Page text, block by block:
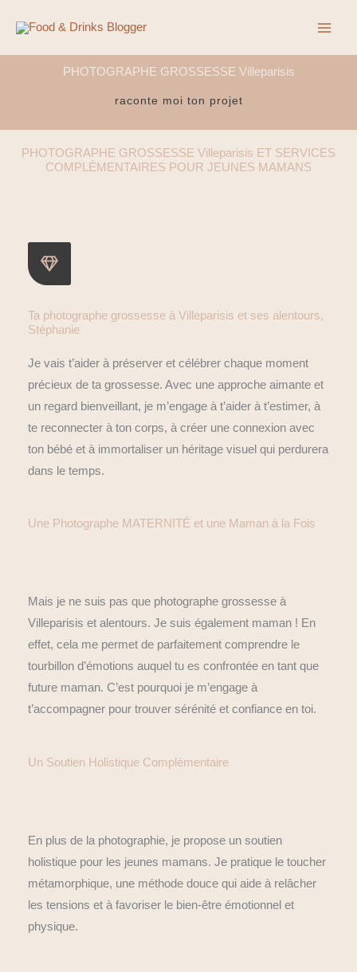
contenu
PHOTOGRAPHE GROSSESSE Villeparisis
raconte moi ton projet
PHOTOGRAPHE GROSSESSE Villeparisis ET SERVICES
COMPLÉMENTAIRES POUR JEUNES MAMANS
Ta photographe grossesse à Villeparisis et ses alentours,
Stéphanie
Je vais t’aider à préserver et célébrer chaque moment
précieux de ta grossesse. Avec une approche aimante et
un regard bienveillant, je m’engage à t’aider à t’estimer, à
te reconnecter à ton corps, à créer une connexion avec
ton bébé et à immortaliser un héritage visuel qui perdurera
dans le temps.
Une Photographe MATERNITÉ et une Maman à la Fois
Mais je ne suis pas que photographe grossesse à
Villeparisis et alentours. Je suis également maman ! En
effet, cela me permet de parfaitement comprendre le
tourbillon d’émotions auquel tu es confrontée en tant que
future maman. C’est pourquoi je m’engage à
t’accompagner pour trouver sérénité et confiance en toi.
Un Soutien Holistique Complémentaire
En plus de la photographie, je propose un soutien
holistique pour les jeunes mamans. Je pratique le toucher
métamorphique, une méthode douce qui aide à relâcher
les tensions et à favoriser le bien-être émotionnel et
physique.